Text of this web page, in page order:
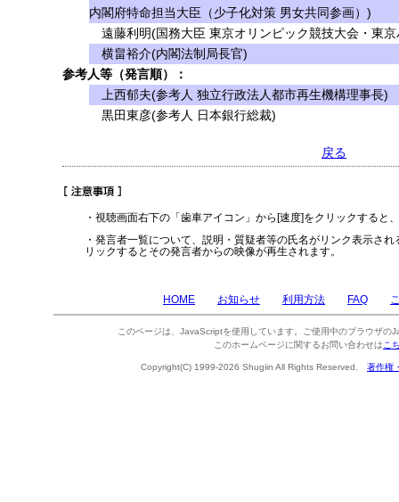
内閣府特命担当大臣（少子化対策 男女共同参画）)
遠藤利明(国務大臣 東京オリンピック競技大会・東
横畠裕介(内閣法制局長官)
参考人等（発言順）：
上西郁夫(参考人 独立行政法人都市再生機構理事長)
黒田東彦(参考人 日本銀行総裁)
戻る
・視聴画面右下の「歯車アイコン」から[速度]をクリックすると
・発言者一覧について、説明・質疑者等の氏名がリンク表示さ
リックするとその発言者からの映像が再生されます。
HOME お知らせ 利用方法 FAQ
このページは、JavaScriptを使用しています。ご使用中のブラウザの
このホームページに関するお問い合わせは こ
Copyright(C) 1999-2026 Shugiin All Rights Reserved. 著作権